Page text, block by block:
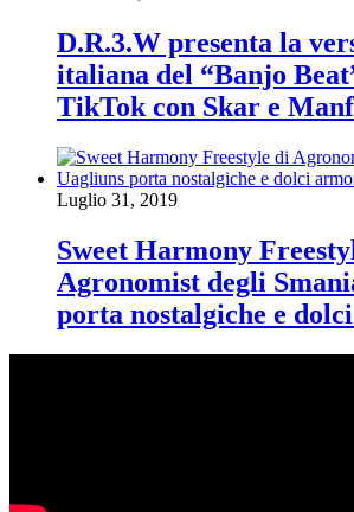
D.R.3.W presenta la
italiana del “Banjo
TikTok con Skar e
Luglio 31, 2019
Sweet Harmony
Agronomist degli
porta nostalgiche e